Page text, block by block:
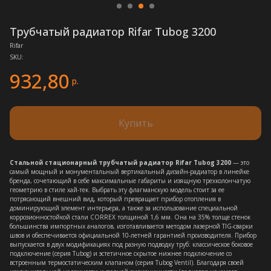
Трубчатый радиатор Rifar Tubog 3200
Rifar
SKU:
932,80 р.
Купить
Стальной стационарный трубчатый радиатор Rifar Tubog 3200 — это
самый мощный и монументальный вертикальный дизайн-радиатор в линейке
бренда, сочетающий в себе максимальные габариты и изящную трехколончатую
геометрию в стиле хай-тек. Выбрать эту флагманскую модель стоит за ее
потрясающий внешний вид, который превращает прибор отопления в
доминирующий элемент интерьера, а также за использование специальной
коррозионностойкой стали CORREX толщиной 1,6 мм. Она на 35% толще стенок
большинства импортных аналогов, изготавливается методом лазерной TIG-сварки
швов и обеспечивается официальной 10-летней гарантией производителя. Прибор
выпускается в двух модификациях под разную подводку труб: классическое боковое
подключение (серия Tubog) и эстетичное скрытое нижнее подключение со
встроенным термостатическим клапаном (серия Tubog Ventil). Благодаря своей